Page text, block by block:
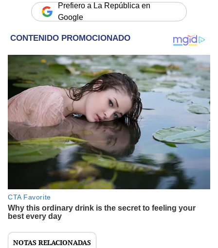
Prefiero a La República en
Google
NOTAS RELACIONADAS